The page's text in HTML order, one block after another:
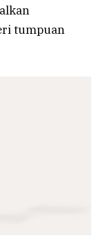
tumpuan